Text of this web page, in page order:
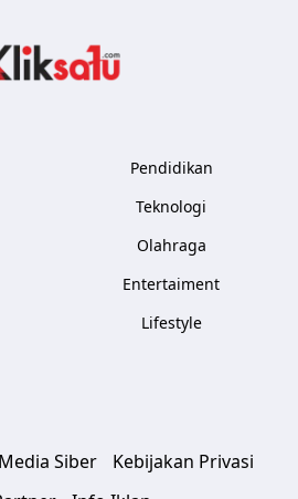
Pendidikan
Teknologi
Olahraga
Entertaiment
Lifestyle
Siber
Kebijakan Privasi